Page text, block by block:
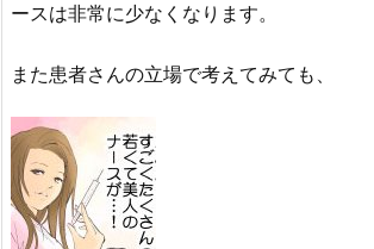
ースは非常に少なくなります。
また患者さんの立場で考えてみても、